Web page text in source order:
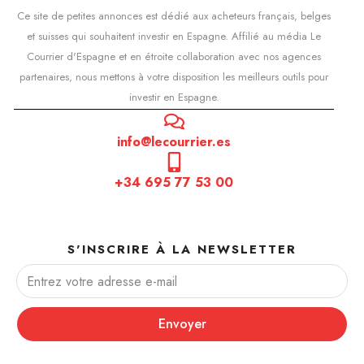
Ce site de petites annonces est dédié aux acheteurs français, belges
et suisses qui souhaitent investir en Espagne. Affilié au média Le
Courrier d'Espagne et en étroite collaboration avec nos agences
partenaires, nous mettons à votre disposition les meilleurs outils pour
investir en Espagne.
info@lecourrier.es
+34 695 77 53 00
S'INSCRIRE À LA NEWSLETTER
Envoyer